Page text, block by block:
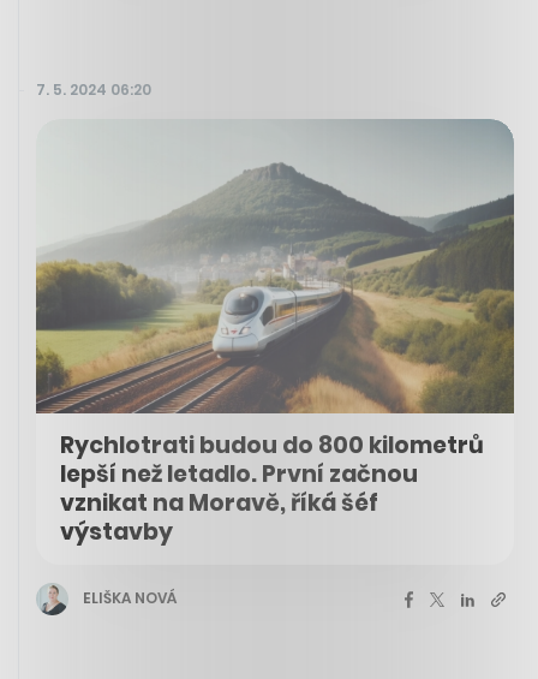
7. 5. 2024 06:20
Rychlotrati budou do 800 kilometrů
lepší než letadlo. První začnou
vznikat na Moravě, říká šéf
výstavby
ELIŠKA NOVÁ